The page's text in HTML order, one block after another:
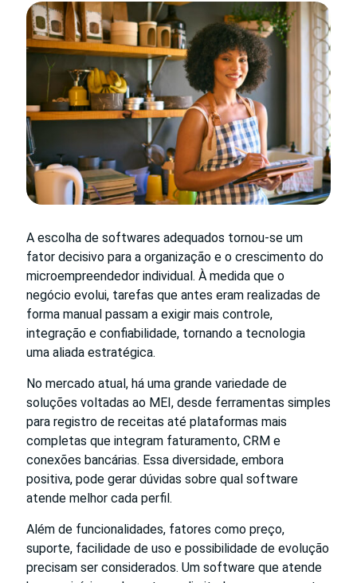
A escolha de softwares adequados tornou-se um
fator decisivo para a organização e o crescimento do
microempreendedor individual. À medida que o
negócio evolui, tarefas que antes eram realizadas de
forma manual passam a exigir mais controle,
integração e confiabilidade, tornando a tecnologia
uma aliada estratégica.
No mercado atual, há uma grande variedade de
soluções voltadas ao MEI, desde ferramentas simples
para registro de receitas até plataformas mais
completas que integram faturamento, CRM e
conexões bancárias. Essa diversidade, embora
positiva, pode gerar dúvidas sobre qual software
atende melhor cada perfil.
Além de funcionalidades, fatores como preço,
suporte, facilidade de uso e possibilidade de evolução
precisam ser considerados. Um software que atende